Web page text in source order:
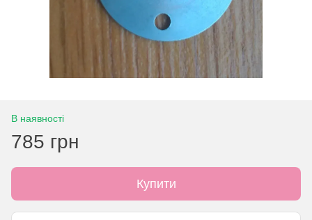
В наявності
785 грн
Купити